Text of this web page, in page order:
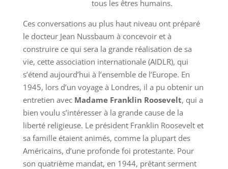
tous les êtres humains.
Ces conversations au plus haut niveau ont préparé
le docteur Jean Nussbaum à concevoir et à
construire ce qui sera la grande réalisation de sa
vie, cette association internationale (AIDLR), qui
s’étend aujourd’hui à l’ensemble de l’Europe. En
1945, lors d’un voyage à Londres, il a pu obtenir un
entretien avec Madame Franklin Roosevelt, qui a
bien voulu s’intéresser à la grande cause de la
liberté religieuse. Le président Franklin Roosevelt et
sa famille étaient animés, comme la plupart des
Américains, d’une profonde foi protestante. Pour
son quatrième mandat, en 1944, prêtant serment